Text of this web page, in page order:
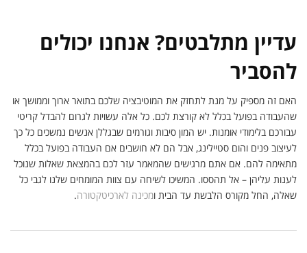
עדיין מתלבטים? אנחנו יכולים
להסביר
האם זה מספיק על מנת לתחזק את המוטיבציה שלכם בתואר ארוך וממושך או
שהעבודה בפועל בכלל לא קורצת לכם. כל אלה עשויות לגרום להבדל קריטי
עבורכם בלימודי אומנות. יש המון סיבות וגורמים שבגללן אנשים נמשכים כל כך
לעיצוב פנים והום סטיילינג, אבל הם לא חושבים אם העבודה בפועל בכלל
מתאימה להם. אם אתם מרגישים שהמאמר עזר לכם בהמצאת שאלות שנוכל
לענות עליהן – אל תהססו. המשיכו לשיחה עם צוות המומחים שלנו לגבי כל
שאלה, החל מקורס הלבשת עד הבית ומכינה לארכיטקטורה.